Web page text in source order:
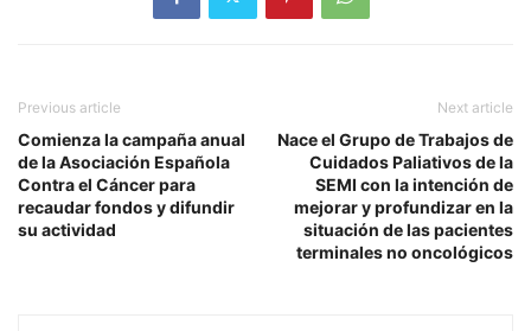
Previous article
Comienza la campaña anual
de la Asociación Española
Contra el Cáncer para
recaudar fondos y difundir
su actividad
Next article
Nace el Grupo de Trabajos de
Cuidados Paliativos de la
SEMI con la intención de
mejorar y profundizar en la
situación de las pacientes
terminales no oncológicos